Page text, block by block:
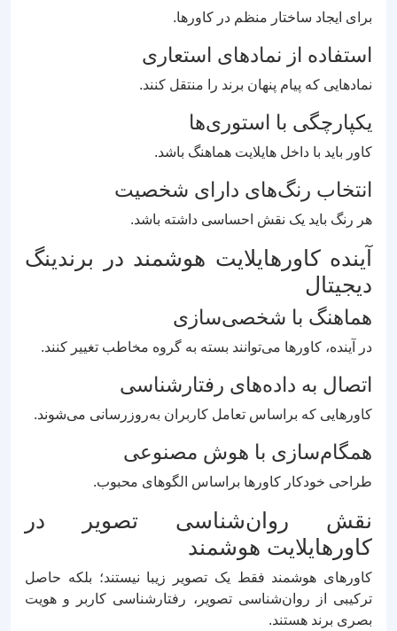
برای ایجاد ساختار منظم در کاورها.
استفاده از نمادهای استعاری
نمادهایی که پیام پنهان برند را منتقل کنند.
یکپارچگی با استوری‌ها
کاور باید با داخل هایلایت هماهنگ باشد.
انتخاب رنگ‌های دارای شخصیت
هر رنگ باید یک نقش احساسی داشته باشد.
آینده کاورهایلایت هوشمند در برندینگ
دیجیتال
هماهنگ با شخصی‌سازی
در آینده، کاورها می‌توانند بسته به گروه مخاطب تغییر کنند.
اتصال به داده‌های رفتارشناسی
کاورهایی که براساس تعامل کاربران به‌روزرسانی می‌شوند.
همگام‌سازی با هوش مصنوعی
طراحی خودکار کاورها براساس الگوهای محبوب.
نقش روان‌شناسی تصویر در
کاورهایلایت هوشمند
کاورهای هوشمند فقط یک تصویر زیبا نیستند؛ بلکه حاصل
ترکیبی از روان‌شناسی تصویر، رفتارشناسی کاربر و هویت
بصری برند هستند.